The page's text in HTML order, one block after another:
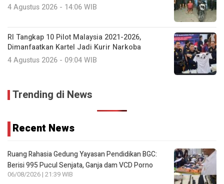
4 Agustus 2026 - 14:06 WIB
RI Tangkap 10 Pilot Malaysia 2021-2026,
Dimanfaatkan Kartel Jadi Kurir Narkoba
4 Agustus 2026 - 09:04 WIB
Trending di News
Recent News
Ruang Rahasia Gedung Yayasan Pendidikan BGC:
Berisi 995 Pucul Senjata, Ganja dam VCD Porno
06/08/2026 | 21:39 WIB